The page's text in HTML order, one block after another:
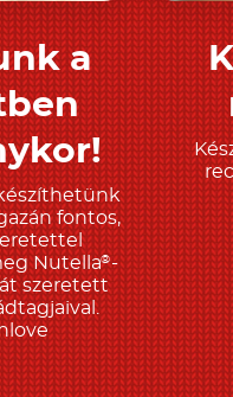
a
fontos,
Nutella®-
szeretett